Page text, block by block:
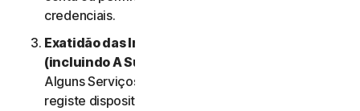
credenciais.
Exatidão das Informações do Utilizador
(incluindo A Sua Família ou Pequena Empresa)
Alguns Serviços podem permitir que o Utilizador
registe dispositivos dos membros do seu agregado